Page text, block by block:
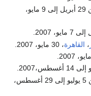
، من 29 أبريل إلى 9 مايو،
، القاهرة، 30 مايو، 2007.
، من 5 يوليو إلى 29 أغسطس،